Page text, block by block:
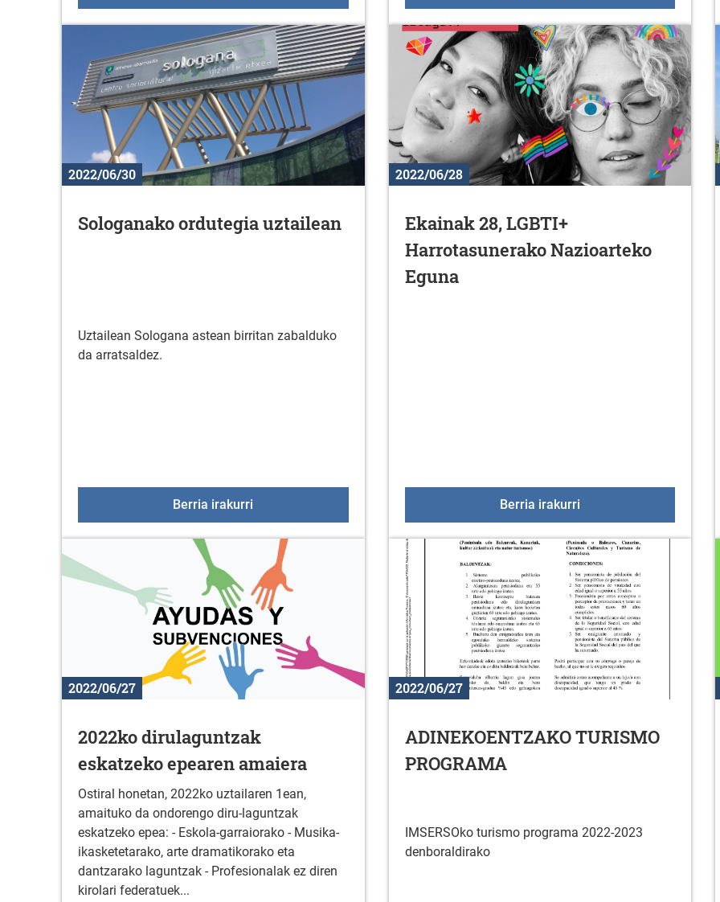
2022/06/30
Sologanako ordutegia uztailean
Uztailean Sologana astean birritan zabalduko
da arratsaldez.
Berria irakurri
2022/06/28
Ekainak 28, LGBTI+
Harrotasunerako Nazioarteko
Eguna
Berria irakurriEkainak 28, LGBTI+
2022/06/27
2022ko dirulaguntzak
eskatzeko epearen amaiera
Ostiral honetan, 2022ko uztailaren 1ean,
amaituko da ondorengo diru-laguntzak
eskatzeko epea: - Eskola-garraiorako - Musika-
ikasketetarako, arte dramatikorako eta
dantzarako laguntzak - Profesionalak ez diren
kirolari federatuek...
2022/06/27
ADINEKOENTZAKO TURISMO
PROGRAMA
IMSERSOko turismo programa 2022-2023
denboraldirako